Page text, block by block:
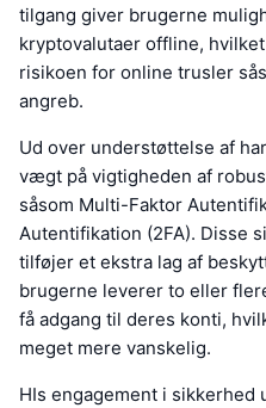
tilgang giver brugerne
kryptovalutaer offline,
risikoen for online trusler
angreb.
Ud over understøttelse af
vægt på vigtigheden af
såsom Multi-Faktor
Autentifikation (2FA). Disse
tilføjer et ekstra lag af
brugerne leverer to eller
få adgang til deres konti,
meget mere vanskelig.
HIs engagement i